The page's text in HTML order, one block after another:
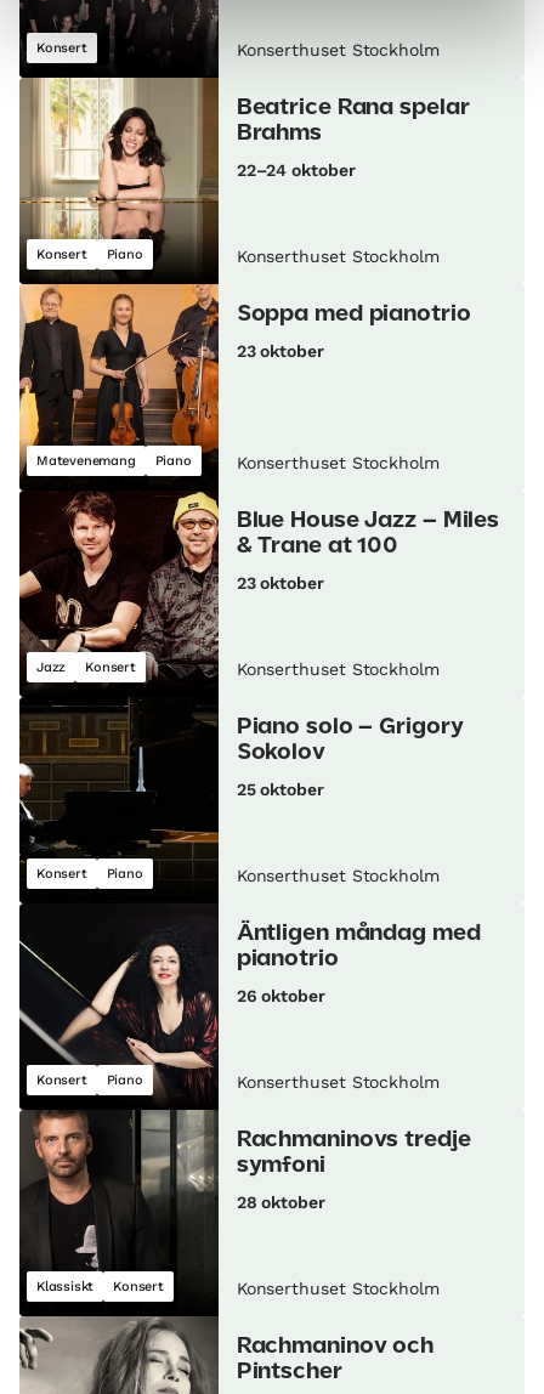
Konsert Konserthuset Stockholm
Konsert Piano
Beatrice Rana spelar
Brahms
22–24 oktober
Konserthuset Stockholm
Matevenemang Piano
Soppa med pianotrio
23 oktober
Konserthuset Stockholm
Jazz Konsert
Blue House Jazz – Miles
& Trane at 100
23 oktober
Konserthuset Stockholm
Konsert Piano
Piano solo – Grigory
Sokolov
25 oktober
Konserthuset Stockholm
Konsert Piano
Äntligen måndag med
pianotrio
26 oktober
Konserthuset Stockholm
Klassiskt Konsert
Rachmaninovs tredje
symfoni
28 oktober
Konserthuset Stockholm
Rachmaninov och
Pintscher